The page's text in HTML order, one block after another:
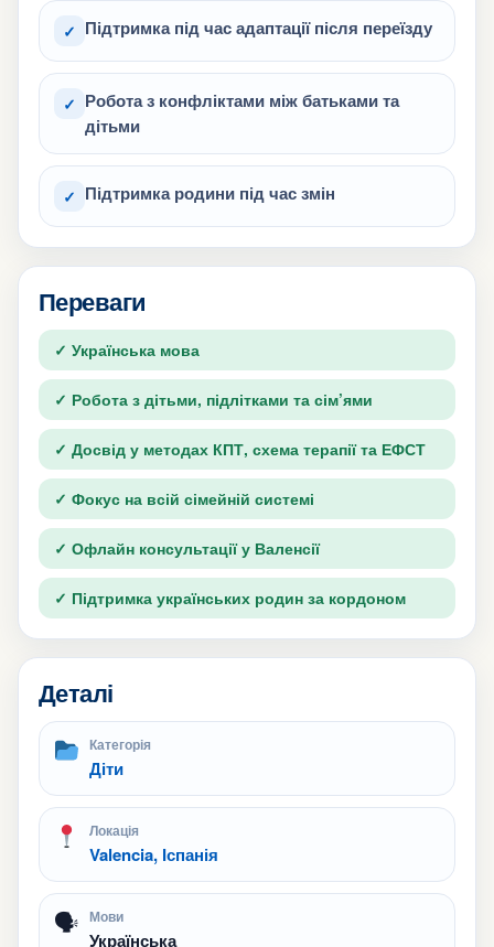
✓ Підтримка під час адаптації після переїзду
✓ Робота з конфліктами між батьками та
дітьми
✓ Підтримка родини під час змін
Переваги
✓ Українська мова
✓ Робота з дітьми, підлітками та сім’ями
✓ Досвід у методах КПТ, схема терапії та ЕФСТ
✓ Фокус на всій сімейній системі
✓ Офлайн консультації у Валенсії
✓ Підтримка українських родин за кордоном
Деталі
Категорія
Діти
Локація
Valencia, Іспанія
🗣 Мови
Українська